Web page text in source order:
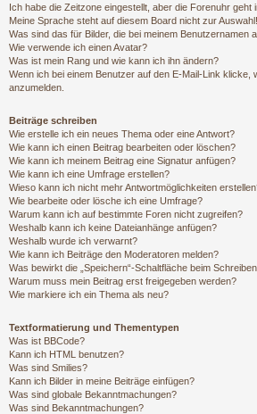
Ich habe die Zeitzone eingestellt, aber die Forenuhr geht
Meine Sprache steht auf diesem Board nicht zur Auswahl!
Was sind das für Bilder, die bei meinem Benutzernamen
Wie verwende ich einen Avatar?
Was ist mein Rang und wie kann ich ihn ändern?
Wenn ich bei einem Benutzer auf den E-Mail-Link klicke,
anzumelden.
Beiträge schreiben
Wie erstelle ich ein neues Thema oder eine Antwort?
Wie kann ich einen Beitrag bearbeiten oder löschen?
Wie kann ich meinem Beitrag eine Signatur anfügen?
Wie kann ich eine Umfrage erstellen?
Wieso kann ich nicht mehr Antwortmöglichkeiten
Wie bearbeite oder lösche ich eine Umfrage?
Warum kann ich auf bestimmte Foren nicht zugreifen?
Weshalb kann ich keine Dateianhänge anfügen?
Weshalb wurde ich verwarnt?
Wie kann ich Beiträge den Moderatoren melden?
Was bewirkt die „Speichern“-Schaltfläche beim
Warum muss mein Beitrag erst freigegeben werden?
Wie markiere ich ein Thema als neu?
Textformatierung und Thementypen
Was ist BBCode?
Kann ich HTML benutzen?
Was sind Smilies?
Kann ich Bilder in meine Beiträge einfügen?
Was sind globale Bekanntmachungen?
Was sind Bekanntmachungen?